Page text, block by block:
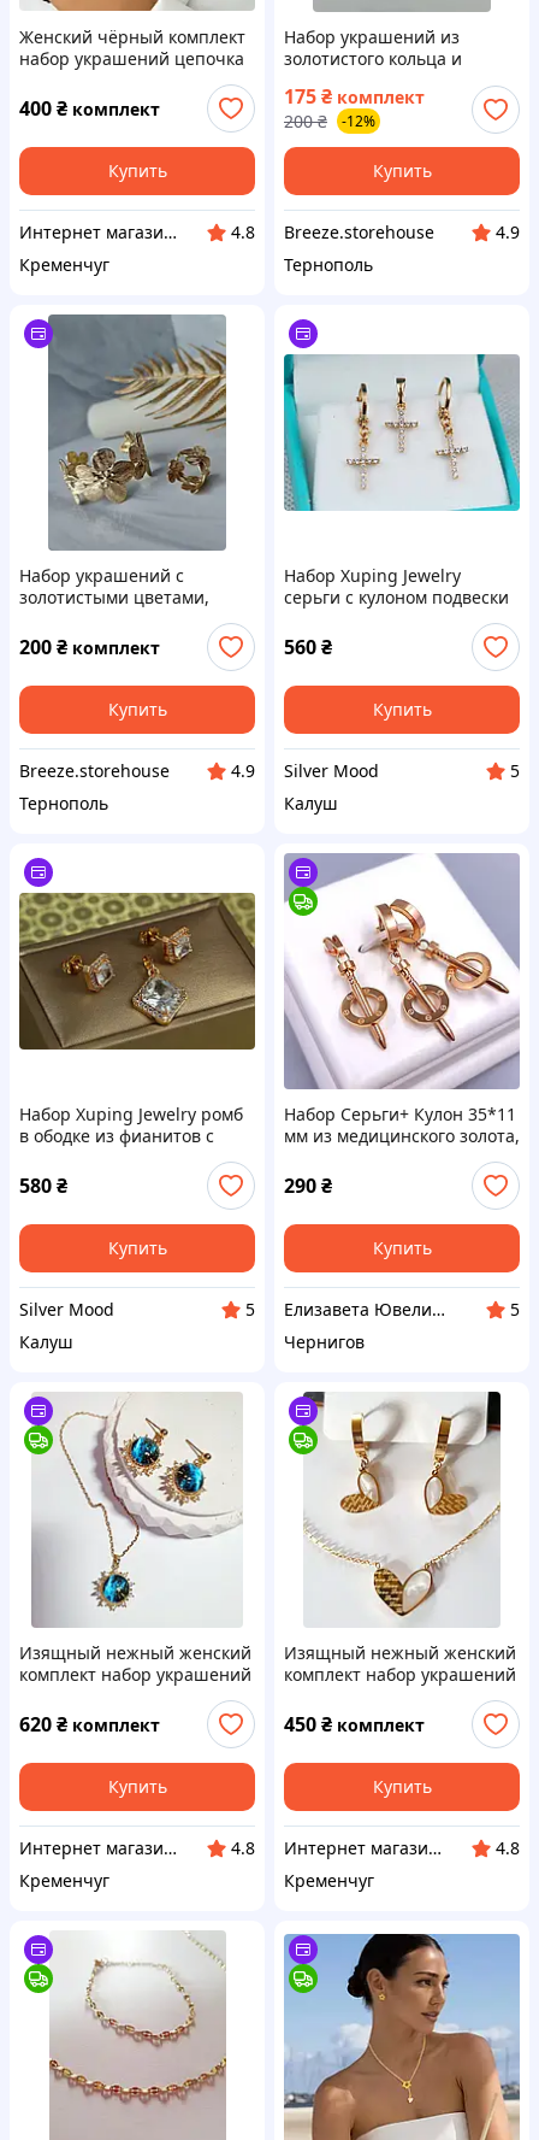
Женский чёрный комплект
набор украшений цепочка
и браслет из медицинского
золота
400₴ комплект
Купить
Интернет магазин аксессуаров АЛЬПАКА
4.8
Кременчуг
Набор украшений из
золотистого кольца и
переплетенными мотивами
змеи и бабочки
175₴ комплект
200 ₴ -12%
Купить
Breeze.storehouse
4.9
Тернополь
Набор украшений с
золотистыми цветами,
широкого браслета-
манжеты и
соответствующей кольца
200₴ комплект
Купить
Breeze.storehouse
4.9
Тернополь
Набор Xuping Jewelry
серьги с кулоном подвески
золотистый
560₴
Купить
Silver Mood
5
Калуш
Набор Xuping Jewelry ромб
в ободке из фианитов с
белым камнем золотистый
580₴
Купить
Silver Mood
5
Калуш
Набор Серьги+ Кулон 35*11
мм из медицинского золота,
конго
290₴
Купить
Елизавета Ювелирная бижутерия
5
Чернигов
Изящный нежный женский
комплект набор украшений
цепочка подвеска серьги с
Звёздное небо из
медицинской стали
620₴ комплект
Купить
Интернет магазин аксессуаров АЛЬПАКА
4.8
Кременчуг
Изящный нежный женский
комплект набор украшений
цепочка подвеска серьги с
надписью love из
медицинской стали
450₴ комплект
Купить
Интернет магазин аксессуаров АЛЬПАКА
4.8
Кременчуг